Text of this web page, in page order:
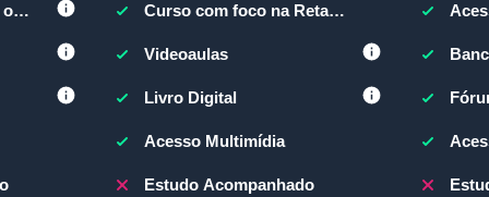
o
Curso com foco na Reta
Videoaulas
Livro Digital
Acesso Multimídia
Estudo Acompanhado